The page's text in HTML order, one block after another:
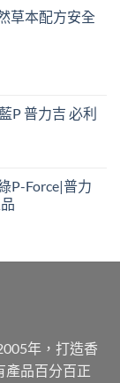
草本配方安全
P 普力吉 必利
P-Force|普力
年，打造香
產品百分百正